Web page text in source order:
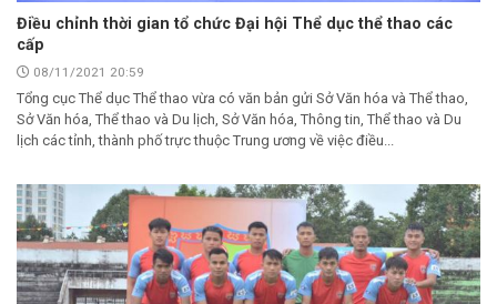
Điều chỉnh thời gian tổ chức Đại hội Thể dục thể thao các
cấp
08/11/2021 20:59
Tổng cục Thể dục Thể thao vừa có văn bản gửi Sở Văn hóa và Thể thao,
Sở Văn hóa, Thể thao và Du lịch, Sở Văn hóa, Thông tin, Thể thao và Du
lịch các tỉnh, thành phố trực thuộc Trung ương về việc điều...